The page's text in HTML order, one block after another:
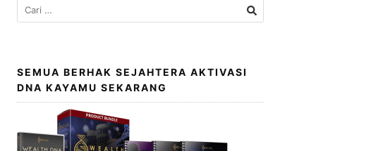
SEMUA BERHAK SEJAHTERA AKTIVASI
DNA KAYAMU SEKARANG